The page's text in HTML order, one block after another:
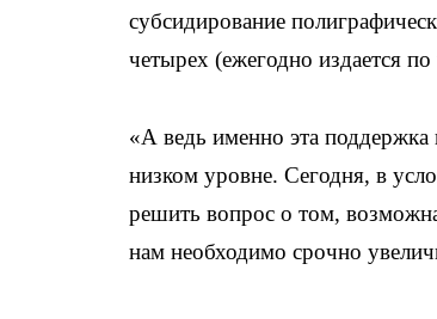
субсидирование
четырех (ежегодно издается
«А ведь именно эта поддержка
низком уровне. Сегодня, в
решить вопрос о том,
нам необходимо срочно